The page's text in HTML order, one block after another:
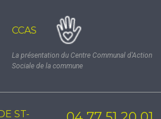
CCAS
La présentation du Centre Communal d'Action
Sociale de la commune
ST-